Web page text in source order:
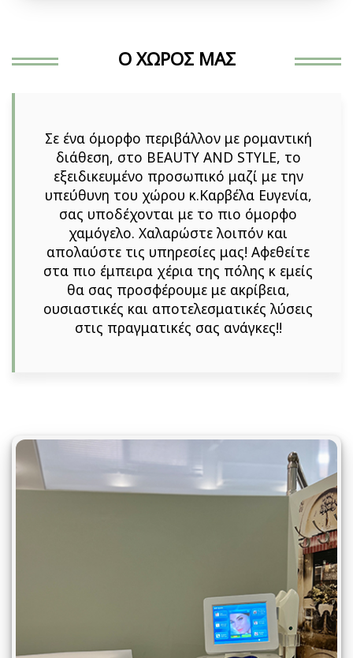
Ο ΧΩΡΟΣ ΜΑΣ
Σε ένα όμορφο περιβάλλον με ρομαντική
διάθεση, στο BEAUTY AND STYLE, το
εξειδικευμένο προσωπικό μαζί με την
υπεύθυνη του χώρου κ.Καρβέλα Ευγενία,
σας υποδέχονται με το πιο όμορφο
χαμόγελο. Χαλαρώστε λοιπόν και
απολαύστε τις υπηρεσίες μας! Αφεθείτε
στα πιο έμπειρα χέρια της πόλης κ εμείς
θα σας προσφέρουμε με ακρίβεια,
ουσιαστικές και αποτελεσματικές λύσεις
στις πραγματικές σας ανάγκες!!